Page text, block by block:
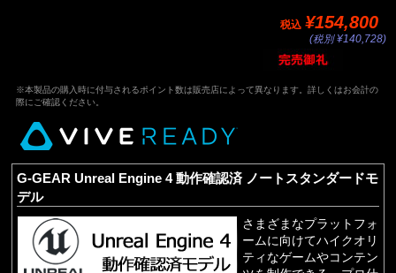
税込 ¥154,800
(税別 ¥140,728)
※本製品の購入時に付与されるポイント数は販売店によって異なります。詳しくはお会計の
際にご確認ください。
G-GEAR Unreal Engine 4 動作確認済 ノートスタンダードモ
デル
さまざまなプラットフォ
ームに向けてハイクオリ
ティなゲームやコンテン